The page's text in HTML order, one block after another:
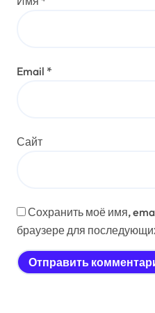
Email *
Сайт
Сохранить моё имя,
браузере для